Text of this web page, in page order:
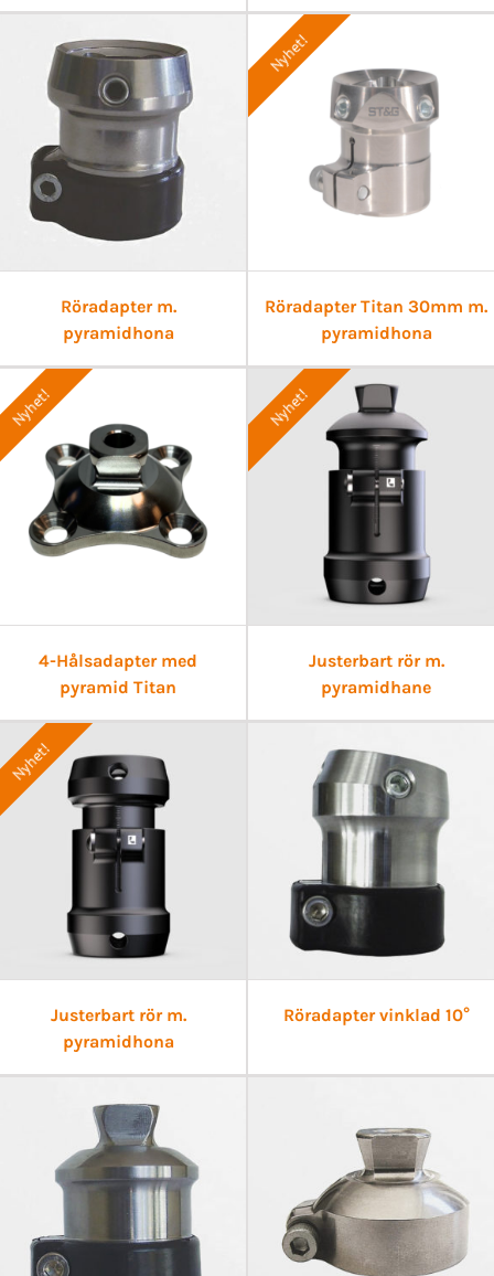
Röradapter m.
pyramidhona
Nyhet!
Röradapter Titan 30mm m.
pyramidhona
Nyhet!
4-Hålsadapter med
pyramid Titan
Nyhet!
Justerbart rör m.
pyramidhane
Nyhet!
Justerbart rör m.
pyramidhona
Röradapter vinklad 10°